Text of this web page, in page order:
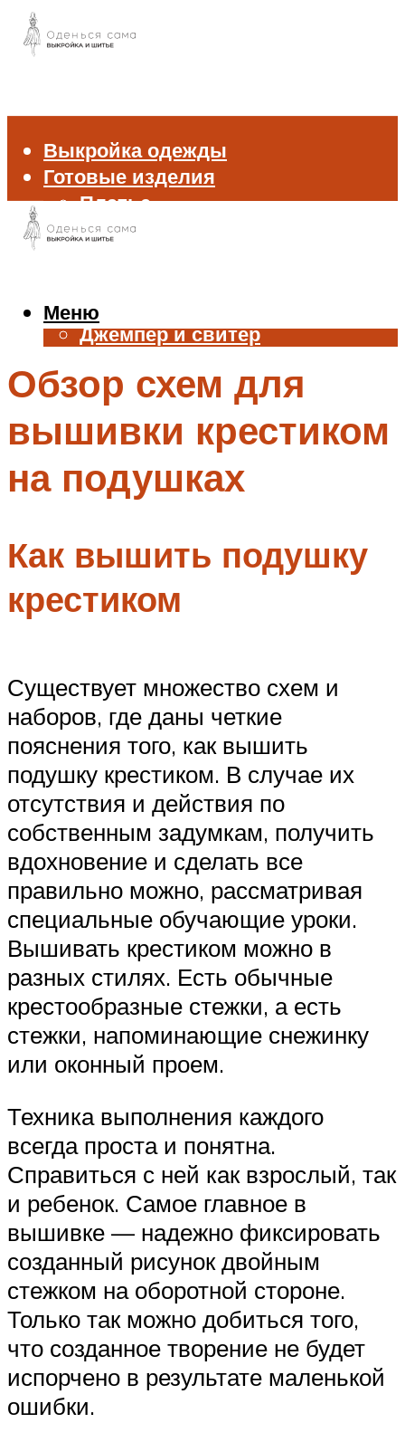
Выкройка одежды
Готовые изделия
Платье
Брюки
Жилет
Джемпер и свитер
Аксессуары
Меню
Меню
Обзор схем для
вышивки крестиком
на подушках
Как вышить подушку
крестиком
Существует множество схем и
наборов, где даны четкие
пояснения того, как вышить
подушку крестиком. В случае их
отсутствия и действия по
собственным задумкам, получить
вдохновение и сделать все
правильно можно, рассматривая
специальные обучающие уроки.
Вышивать крестиком можно в
разных стилях. Есть обычные
крестообразные стежки, а есть
стежки, напоминающие снежинку
или оконный проем.
Техника выполнения каждого
всегда проста и понятна.
Справиться с ней как взрослый, так
и ребенок. Самое главное в
вышивке — надежно фиксировать
созданный рисунок двойным
стежком на оборотной стороне.
Только так можно добиться того,
что созданное творение не будет
испорчено в результате маленькой
ошибки.